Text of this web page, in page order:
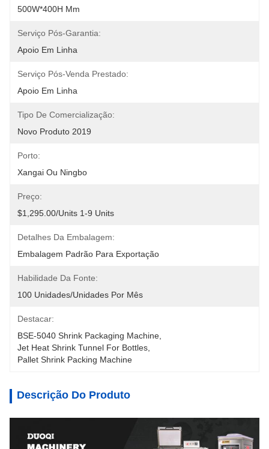
500W*400H Mm
Serviço Pós-Garantia:
Apoio Em Linha
Serviço Pós-Venda Prestado:
Apoio Em Linha
Tipo De Comercialização:
Novo Produto 2019
Porto:
Xangai Ou Ningbo
Preço:
$1,295.00/units 1-9 Units
Detalhes Da Embalagem:
Embalagem Padrão Para Exportação
Habilidade Da Fonte:
100 Unidades/unidades Por Mês
Destacar:
BSE-5040 Shrink Packaging Machine
Jet Heat Shrink Tunnel For Bottles
Pallet Shrink Packing Machine
Descrição Do Produto